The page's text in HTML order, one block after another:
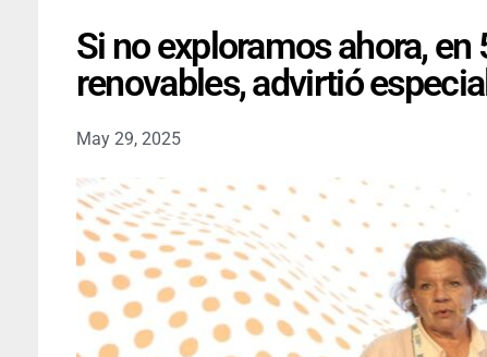
Si no exploramos ahora,
renovables, advirtió
May 29, 2025